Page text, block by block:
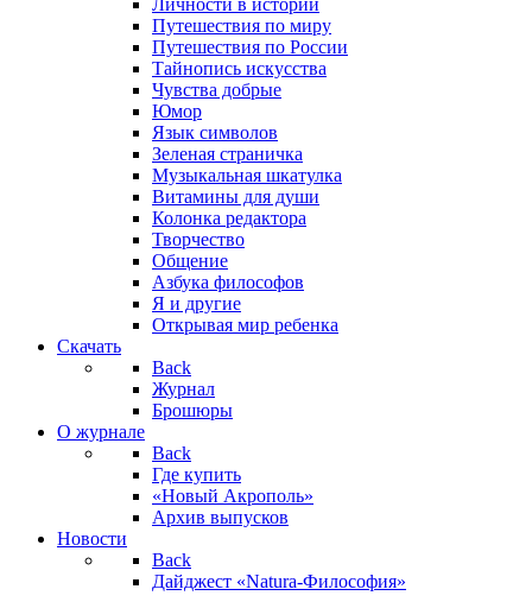
Личности в истории
Путешествия по миру
Путешествия по России
Тайнопись искусства
Чувства добрые
Юмор
Язык символов
Зеленая страничка
Музыкальная шкатулка
Витамины для души
Колонка редактора
Творчество
Общение
Азбука философов
Я и другие
Открывая мир ребенка
Скачать
Back
Журнал
Брошюры
О журнале
Back
Где купить
«Новый Акрополь»
Архив выпусков
Новости
Back
Дайджест «Natura-Философия»